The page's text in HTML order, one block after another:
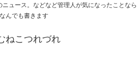
ュース。などなど管理人が気になったことなら
なんでも書きます
ねこつれづれ